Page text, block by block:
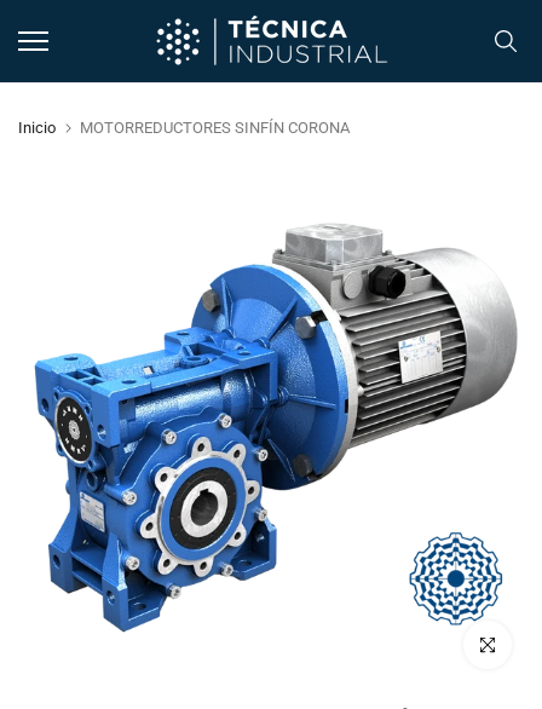
al
contenido
Inicio MOTORREDUCTORES SINFÍN CORONA
Haz click